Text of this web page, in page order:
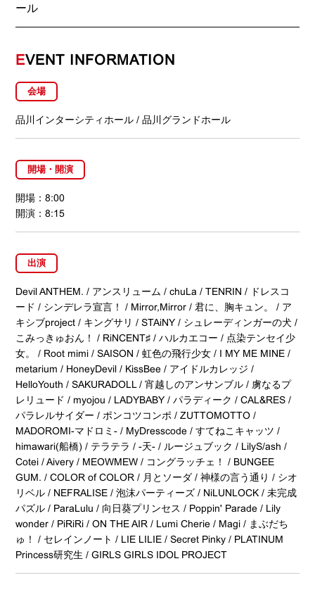
ール
EVENT INFORMATION
会場
品川インターシティホール / 品川グランドホール
開場・開演
開場：8:00
開演：8:15
出演
Devil ANTHEM. / アンスリューム / chuLa / TENRIN / ドレスコ
ード / シンデレラ宣言！ / Mirror,Mirror / 君に、胸キュン。 / ア
キシブproject / キングサリ / STAiNY / シュレーディンガーの犬 /
こみっきゅおん！ / RiNCENT♯ / ハルカエコー / 点染テンセイ少
女。 / Root mimi / SAISON / 虹色の飛行少女 / I MY ME MINE /
metarium / HoneyDevil / KissBee / アイドルカレッジ /
HelloYouth / SAKURADOLL / 宵越しのアンサンブル / 虜なるプ
レリュード / myojou / LADYBABY / パラディーク / CAL&RES /
パラレルサイダー / ポンコツコンポ / ZUTTOMOTTO /
MADOROMI-マドロミ- / MyDresscode / すてねこキャッツ /
himawari(船橋) / テラテラ / -天- / ルージュブック / LilyS/ash /
Cotei / Aivery / MEOWMEW / コングラッチェ！ / BUNGEE
GUM. / COLOR of COLOR / 月とソーダ / 神様の言う通り / シオ
リベル / NEFRALISE / 泡沫パーティーズ / NiLUNLOCK / 未完成
パズル / ParaLulu / 向日葵プリンセス / Poppin' Parade / Lily
wonder / PiRiRi / ON THE AIR / Lumi Cherie / Magi / まぶだち
ゅ！ / セレインノート / LIE LILIE / Secret Pinky / PLATINUM
Princess研究生 / GIRLS GIRLS IDOL PROJECT